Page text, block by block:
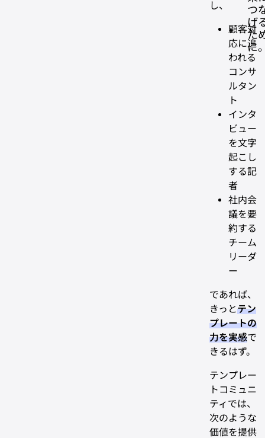
つ
げ
た
に
し、
顧客対
応に追
われる
コンサ
ルタン
ト
インタ
ビュー
を文字
起こし
する記
者
社内会
議を要
約する
チーム
リーダ
ー
であれば、
きっとテン
プレートの
力を実感で
きるはず。
テンプレー
トコミュニ
ティでは、
次のような
価値を提供